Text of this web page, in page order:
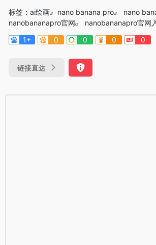
标签： ai绘画 nano banana pro
nano
nanobananapro官网
nanobananapro官网
1+
0 0 0 0
链接直达